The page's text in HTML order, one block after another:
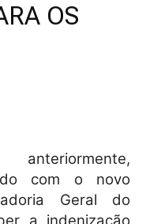
OS
com o novo
Geral do